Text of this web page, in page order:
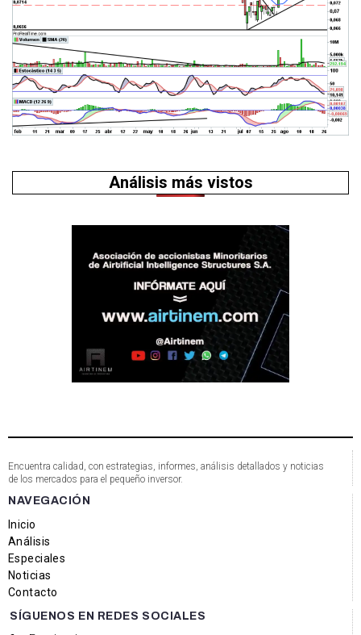
Análisis más vistos
Encuentra calidad, con estrategias, informes, análisis detallados y noticias
de los mercados para el pequeño inversor.
NAVEGACIÓN
Inicio
Análisis
Especiales
Noticias
Contacto
SÍGUENOS EN REDES SOCIALES